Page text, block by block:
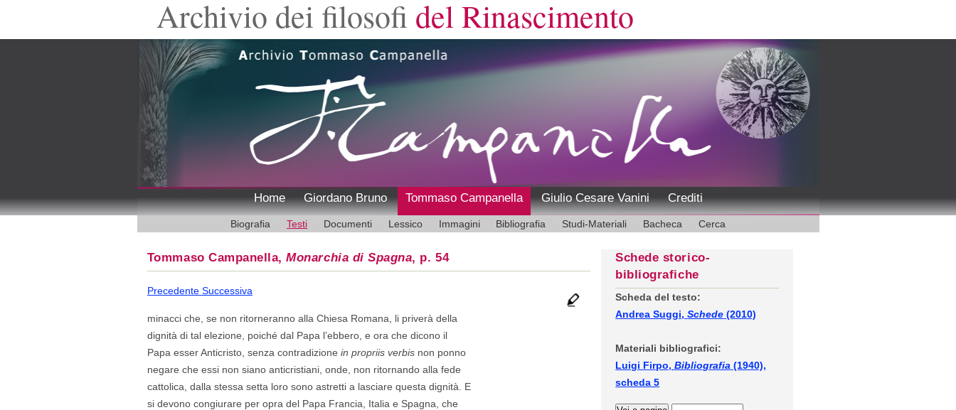
Archivio dei filosofi del Rinascimento
Home Giordano Bruno Tommaso Campanella Giulio Cesare Vanini Crediti
Biografia Testi Documenti Lessico Immagini Bibliografia Studi-Materiali Bacheca Cerca
Tommaso Campanella,Monarchia di Spagna, p. 54
Precedente Successiva
minacci che, se non ritorneranno alla Chiesa Romana, li priverà della
dignità di tal elezione, poiché dal Papa l’ebbero, e ora che dicono il
Papa esser Anticristo, senza contradizione in propriis verbisnon ponno
negare che essi non siano anticristiani, onde, non ritornando alla fede
cattolica, dalla stessa setta loro sono astretti a lasciare questa dignità. E
si devono congiurare per opra del Papa Francia, Italia e Spagna, che
Schede storico-
bibliografiche
Scheda del testo:
Andrea Suggi,Schede (2010)
Materiali bibliografici:
Luigi Firpo,Bibliografia (1940),
scheda 5